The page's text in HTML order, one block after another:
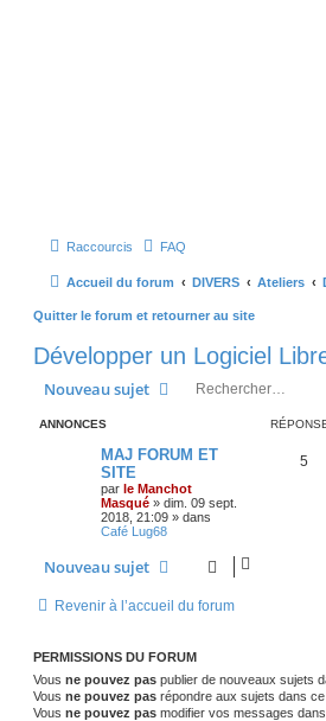
Raccourcis FAQ
Accueil du forum DIVERS Ateliers
Quitter le forum et retourner au site
Développer un Logiciel
Nouveau sujet
ANNONCES
MAJ FORUM ET
SITE
par le Manchot
Masqué » dim. 09 sept.
2018, 21:09 » dans
Café Lug68
5
Nouveau sujet
Revenir à l’accueil du forum
PERMISSIONS DU FORUM
Vous ne pouvez pas publier de nouveaux sujets
Vous ne pouvez pas répondre aux sujets dans
Vous ne pouvez pas modifier vos messages